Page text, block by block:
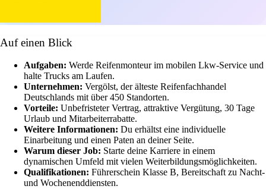
Auf einen Blick
Aufgaben: Werde Reifenmonteur im mobilen Lkw-Service und
halte Trucks am Laufen.
Unternehmen: Vergölst, der älteste Reifenfachhandel
Deutschlands mit über 450 Standorten.
Vorteile: Unbefristeter Vertrag, attraktive Vergütung, 30 Tage
Urlaub und Mitarbeiterrabatte.
Weitere Informationen: Du erhältst eine individuelle
Einarbeitung und einen Paten an deiner Seite.
Warum dieser Job: Starte deine Karriere in einem
dynamischen Umfeld mit vielen Weiterbildungsmöglichkeiten.
Qualifikationen: Führerschein Klasse B, Bereitschaft zu Nacht-
und Wochenenddiensten.